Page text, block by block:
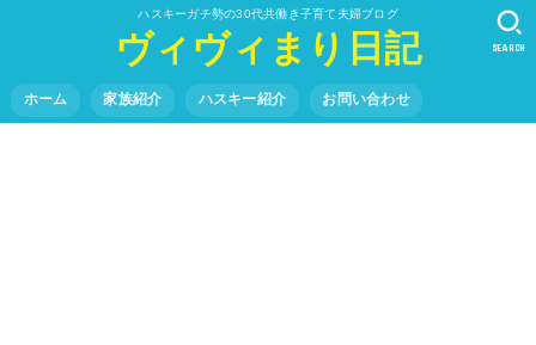
ハスキーガチ勢の30代共働き子育て夫婦ブログ
ヴィヴィまり日記
ホーム 家族紹介 ハスキー紹介 お問い合わせ
SEARCH